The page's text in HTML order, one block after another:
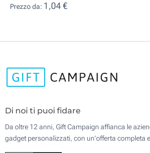
Prezzo da: 1,04 €
Di noi ti puoi fidare
Da oltre 12 anni, Gift Campaign affianca le
gadget personalizzati, con un'offerta completa